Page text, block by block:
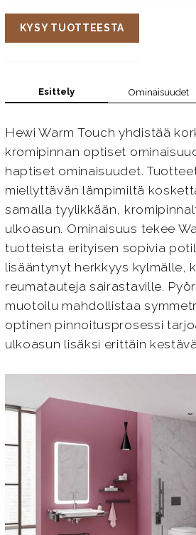
KYSY TUOTTEESTA
Esittely Ominaisuudet
Hewi Warm Touch yhdistää
kromipinnan optiset
haptiset ominaisuudet.
miellyttävän lämpimiltä
samalla tyylikkään,
ulkoasun. Ominaisuus tekee
tuotteista erityisen sopivia
lisääntynyt herkkyys kylmälle,
reumatauteja sairastaville.
muotoilu mahdollistaa
optinen pinnoitusprosessi
ulkoasun lisäksi erittäin